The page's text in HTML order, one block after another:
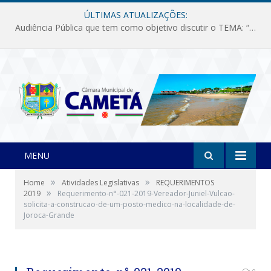
ÚLTIMAS ATUALIZAÇÕES:
Audiência Pública que tem como objetivo discutir o TEMA: “Fornecimento de Energia Elétrica em Debate: Tarifas, Qualidade e Atendimento dos Serviços”
MENU
Home » Atividades Legislativas »
REQUERIMENTOS
2019 »
Requerimento-n°-021-2019-Vereador-Juniel-Vulcao-
solicita-a-construcao-de-um-posto-medico-na-localidade-de-
Joroca-Grande